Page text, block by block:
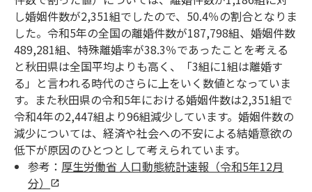
し婚姻件数が2,351組でしたので、50.4％の割合となりま
した。令和5年の全国の離婚件数が187,798組、婚姻件数
489,281組、特殊離婚率が38.3％であったことを考える
と秋田県は全国平均よりも高く、「3組に1組は離婚す
る」と言われる時代のさらに上をいく数値となっていま
す。また秋田県の令和5年における婚姻件数は2,351組で
令和4年の2,447組より96組減少しています。婚姻件数の
減少については、経済や社会への不安による結婚意欲の
低下が原因のひとつとして考えられています。
参考： 厚生労働省 人口動態統計速報（令和5年12月
分）